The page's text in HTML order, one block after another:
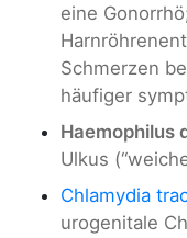
eine
Schmerzen
häufiger
Haemophilus
Ulkus
Chlamydia
urogenitale